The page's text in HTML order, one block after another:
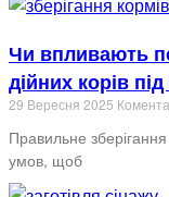
Чи впливають
дійних корів
29 Вересня 2025
Правильне
умов, щоб